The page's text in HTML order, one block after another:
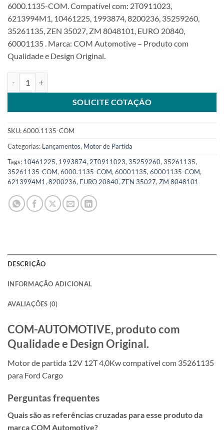
6000.1135-COM. Compatível com: 2T0911023,
6213994M1, 10461225, 1993874, 8200236, 35259260,
35261135, ZEN 35027, ZM 8048101, EURO 20840,
60001135 . Marca: COM Automotive – Produto com
Qualidade e Design Original.
SOLICITE COTAÇÃO
SKU:6000.1135-COM
Categorias: Lançamentos, Motor de Partida
Tags: 10461225, 1993874, 2T0911023, 35259260, 35261135,
35261135-COM, 6000.1135-COM, 60001135, 60001135-COM,
6213994M1, 8200236, EURO 20840, ZEN 35027, ZM 8048101
DESCRIÇÃO
INFORMAÇÃO ADICIONAL
AVALIAÇÕES (0)
COM-AUTOMOTIVE, produto com
Qualidade e Design Original.
Motor de partida 12V 12T 4,0Kw compatível com 35261135
para Ford Cargo
Perguntas frequentes
Quais são as referências cruzadas para esse produto da
marca COM Automotive?